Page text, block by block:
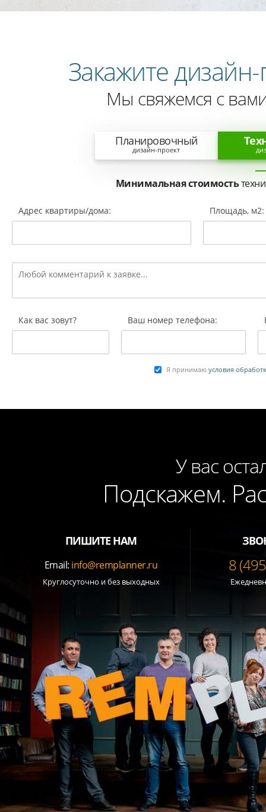
Закажите
Мы свяжемся с
Планировочный
дизайн-проект
Минимальная стоимость
Адрес квартиры/дома: Площадь, м2:
Как вас зовут? Ваш номер телефона:
Я принимаю условия
У вас
Подскажем.
ПИШИТЕ НАМ
Email: info@remplanner.ru
Круглосуточно и без выходных
8